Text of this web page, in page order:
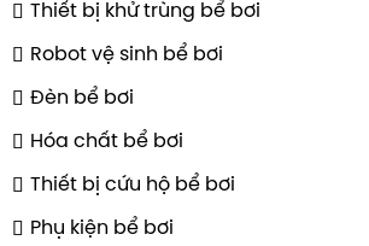
Thiết bị khử trùng bể bơi
Robot vệ sinh bể bơi
Đèn bể bơi
Hóa chất bể bơi
Thiết bị cứu hộ bể bơi
Phụ kiện bể bơi